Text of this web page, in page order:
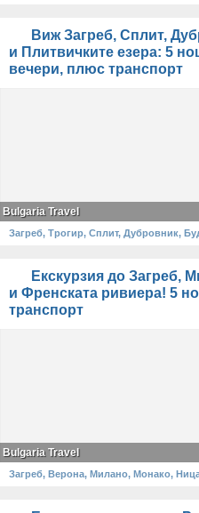
Виж Загреб, Сплит,
и Плитвичките езера: 5
вечери, плюс транспорт
Bulgaria Travel
Загреб, Трогир, Сплит, Дубровник,
Екскурзия до Загреб,
и Френската ривиера! 5
транспорт
Bulgaria Travel
Загреб, Верона, Милано, Монако,